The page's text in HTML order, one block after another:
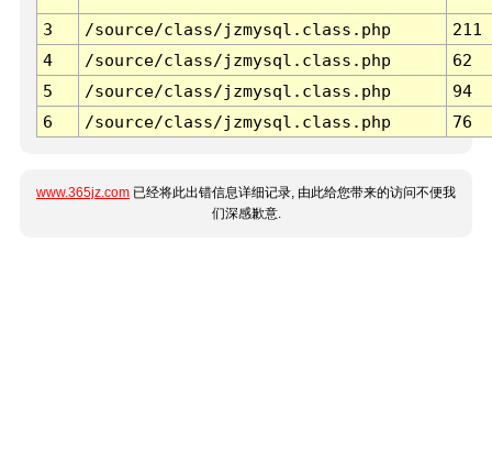
3 /source/class/jzmysql.class.php
211
4
/source/class/jzmysql.class.php
62
5
/source/class/jzmysql.class.php
94
6
/source/class/jzmysql.class.php 76
www.365jz.com 已经将此出错信息详细记录, 由此给您带来的访问不便我
们深感歉意.